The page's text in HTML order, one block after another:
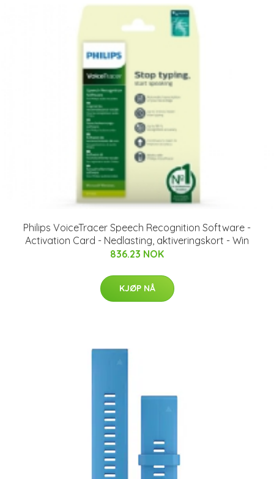
Philips VoiceTracer Speech Recognition Software -
Activation Card - Nedlasting, aktiveringskort - Win
836.23 NOK
KJØP NÅ